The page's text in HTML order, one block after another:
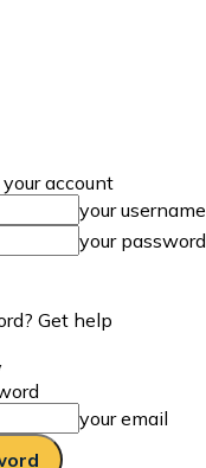
account
your username
your password
Get help
your email